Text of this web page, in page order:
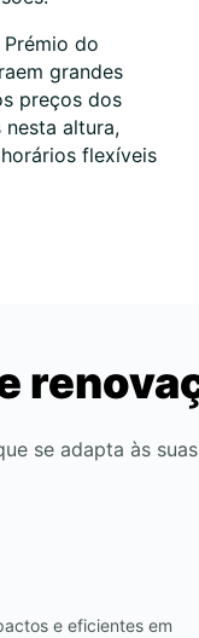
do
grandes
preços dos
nesta altura,
flexíveis
se adapta às suas
e eficientes em